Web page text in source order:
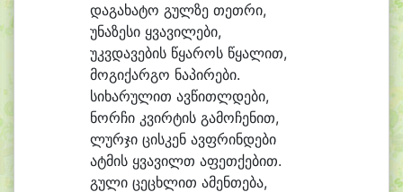
დაგახატო გულზე თეთრი,
უნაზესი ყვავილები,
უკვდავების წყაროს წყალით,
მოგიქარგო ნაპირები.
სიხარულით ავწითლდები,
ნორჩი კვირტის გამოჩენით,
ლურჯი ცისკენ ავფრინდები
ატმის ყვავილთ აფეთქებით.
გული ცეცხლით ამენთება,